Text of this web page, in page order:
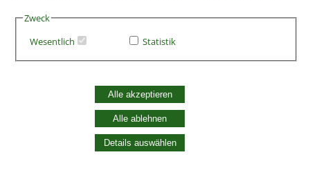
Zweck
Wesentlich
Statistik
Alle akzeptieren
Alle ablehnen
Details auswählen
AGB
Vertrag widerrufen
Datenschutzerklärung
Zahlung und Versand
Batterieentsorgung
Widerruf Cookie-Einwilligung